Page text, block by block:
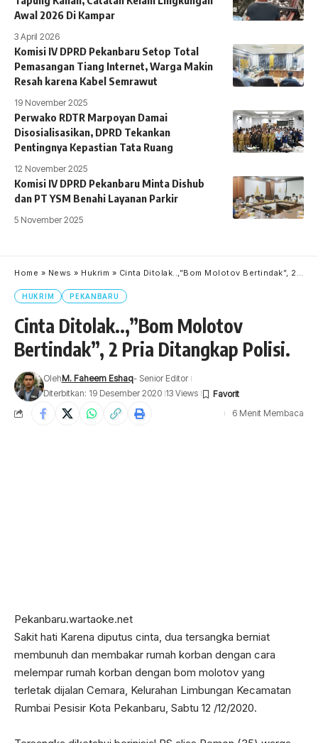
Awal 2026 Di Kampar
3 April 2026
Komisi IV DPRD Pekanbaru Setop Total
Pemasangan Tiang Internet, Warga Makin
Resah karena Kabel Semrawut
19 November 2025
Perwako RDTR Marpoyan Damai
Disosialisasikan, DPRD Tekankan
Pentingnya Kepastian Tata Ruang
12 November 2025
Komisi IV DPRD Pekanbaru Minta Dishub
dan PT YSM Benahi Layanan Parkir
5 November 2025
Home » News » Hukrim » Cinta Ditolak..,”Bom Molotov Bertindak”, 2 Pria Ditangkap Polisi.
HUKRIM PEKANBARU
Cinta Ditolak..,”Bom Molotov
Bertindak”, 2 Pria Ditangkap Polisi.
OlehM. Faheem Eshaq- Senior Editor
Diterbitkan: 19 Desember 2020 13 Views
6 Menit Membaca
jalan Aman Gg. Melur RT/ RW 002/007 Kel. Pematang Pudu
Kec. Mandau Kab. Bengkalis Propinsi Riau, inisial ARS alias
Ahmad (33 ) warga jalan Aman Gg Melur No. 107 RT/RW
01/07 Kel. Pematang Kudu kec. Mandau Kab. Bengkalis.
Kapolresta Pekanbaru Kombes Pol H.Nandang Mu’min